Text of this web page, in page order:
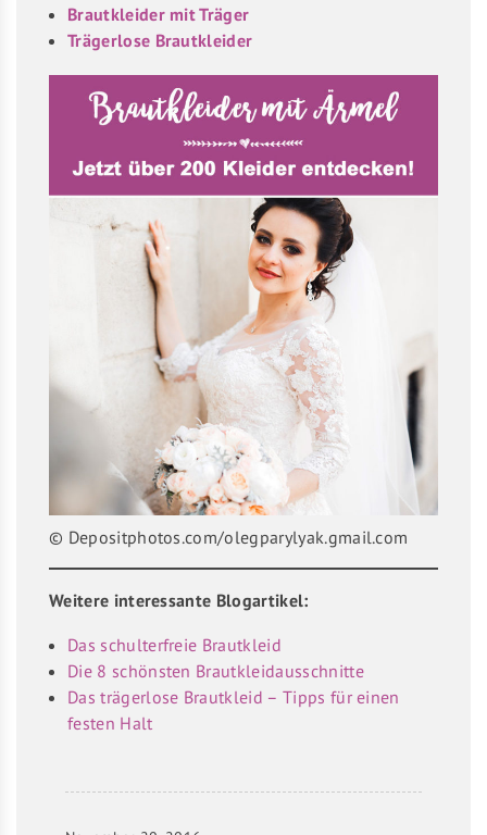
Brautkleider mit Träger
Trägerlose Brautkleider
© Depositphotos.com/olegparylyak.gmail.com
Weitere interessante Blogartikel:
Das schulterfreie Brautkleid
Die 8 schönsten Brautkleidausschnitte
Das trägerlose Brautkleid – Tipps für einen
festen Halt